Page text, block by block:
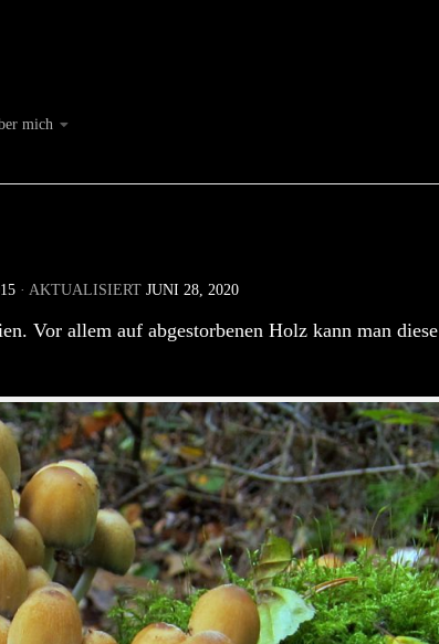
mich
· AKTUALISIERT JUNI 28, 2020
Vor allem auf abgestorbenen Holz kann man diese